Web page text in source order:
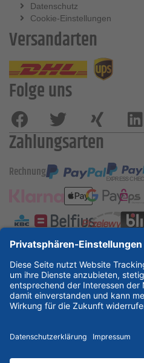
Datenschutz
Cookie-Einstellungen
Versandarten
Folge uns
Zahlungsarten
Rechnung
ESSKA International
new new